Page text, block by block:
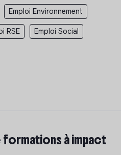
Emploi Environnement
RSE Emploi Social
à impact